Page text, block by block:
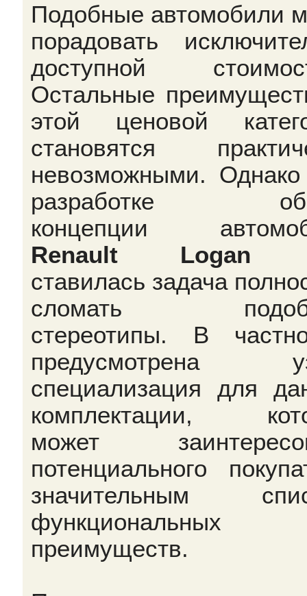
Подобные автомобили
порадовать
доступной
Остальные
этой ценовой
становятся
невозможными.
разработке
концепции
Renault Logan
ставилась задача
сломать
стереотипы. В
предусмотрена
специализация для
комплектации,
может
потенциального
значительным
функциональных
преимуществ.